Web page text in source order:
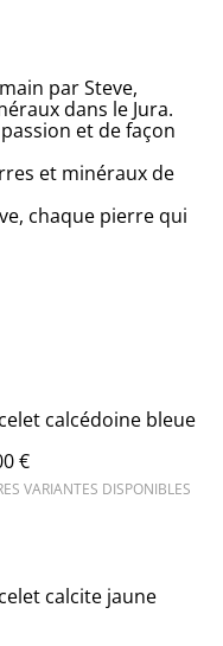
par Steve,
dans le Jura.
et de façon
et minéraux de
chaque pierre qui
calcédoine bleue
€
VARIANTES DISPONIBLES
calcite jaune